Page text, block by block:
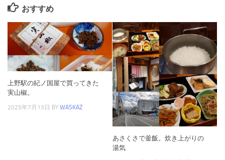
おすすめ
上野駅の紀ノ国屋で買ってきた
実山椒。
2025年7月13日 BY WASKAZ
あさくさで釜飯。炊き上がりの
湯気